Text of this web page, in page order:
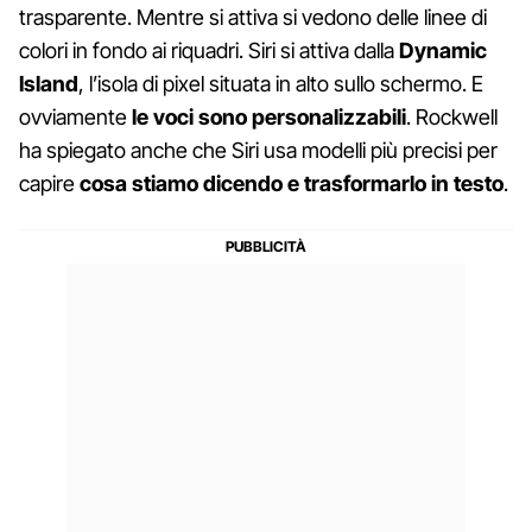
trasparente. Mentre si attiva si vedono delle linee di
colori in fondo ai riquadri. Siri si attiva dallaDynamic
Island, l’isola di pixel situata in alto sullo schermo. E
ovviamentele voci sono personalizzabili. Rockwell
ha spiegato anche che Siri usa modelli più precisi per
capirecosa stiamo dicendo e trasformarlo in testo.